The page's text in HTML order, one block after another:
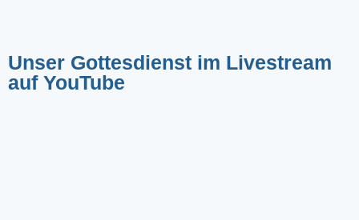
Unser Gottesdienst im Livestream
auf YouTube